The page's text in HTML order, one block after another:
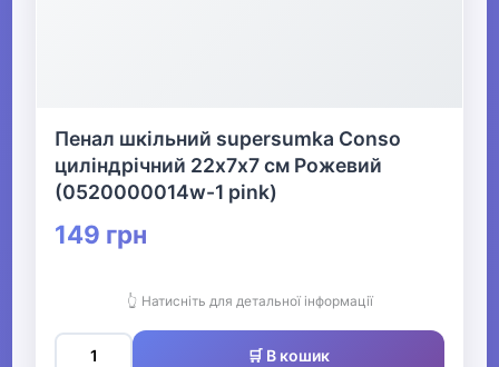
Пенал шкільний supersumka Conso
циліндрічний 22х7х7 см Рожевий
(0520000014w-1 pink)
149 грн
👆 Натисніть для детальної інформації
🛒 В кошик